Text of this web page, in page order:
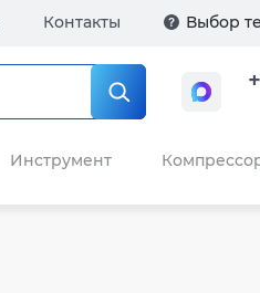
Контакты Выбор
Инструмент